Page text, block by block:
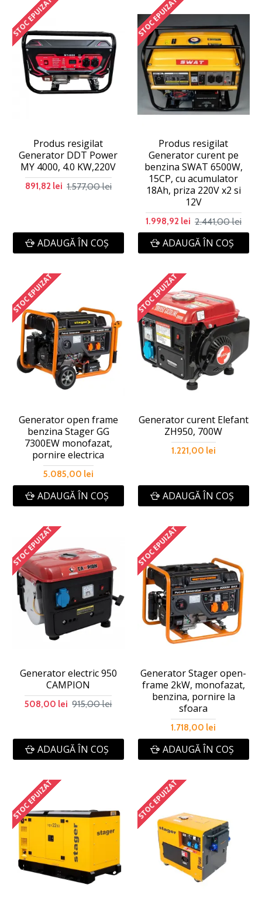
STOC EPUIZAT
Produs resigilat
Generator DDT Power
MY 4000, 4.0 KW,220V
891,82 lei 1.577,00 lei
ADAUGĂ ÎN COŞ
STOC EPUIZAT
Produs resigilat
Generator curent pe
benzina SWAT 6500W,
15CP, cu acumulator
18Ah, priza 220V x2 si
12V
1.998,92 lei 2.441,00 lei
ADAUGĂ ÎN COŞ
STOC EPUIZAT
Generator open frame
benzina Stager GG
7300EW monofazat,
pornire electrica
5.085,00 lei
ADAUGĂ ÎN COŞ
STOC EPUIZAT
Generator curent Elefant
ZH950, 700W
1.221,00 lei
ADAUGĂ ÎN COŞ
STOC EPUIZAT
Generator electric 950
CAMPION
508,00 lei 915,00 lei
ADAUGĂ ÎN COŞ
STOC EPUIZAT
Generator Stager open-
frame 2kW, monofazat,
benzina, pornire la
sfoara
1.718,00 lei
ADAUGĂ ÎN COŞ
STOC EPUIZAT STOC EPUIZAT